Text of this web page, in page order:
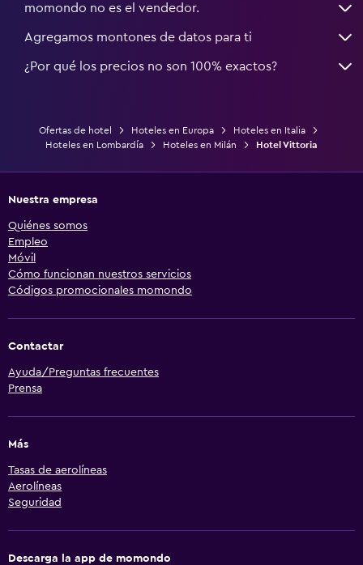
momondo no es el vendedor.
Agregamos montones de datos para ti
¿Por qué los precios no son 100% exactos?
Ofertas de hotel Hoteles en Europa
Hoteles en Italia
Hoteles en Lombardía
Hoteles en Milán Hotel Vittoria
Nuestra empresa
Quiénes somos
Empleo
Móvil
Cómo funcionan nuestros servicios
Códigos promocionales momondo
Contactar
Ayuda/Preguntas frecuentes
Prensa
Más
Tasas de aerolíneas
Aerolíneas
Seguridad
Descarga la app de momondo